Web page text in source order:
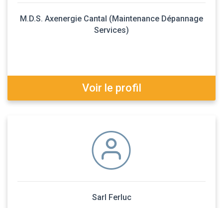
M.D.S. Axenergie Cantal (Maintenance Dépannage
Services)
Voir le profil
Sarl Ferluc